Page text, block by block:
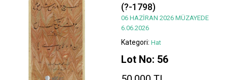
(?-1798)
06 HAZİRAN 2026 MÜZAYEDE
6.06.2026
Kategori: Hat
Lot No: 56